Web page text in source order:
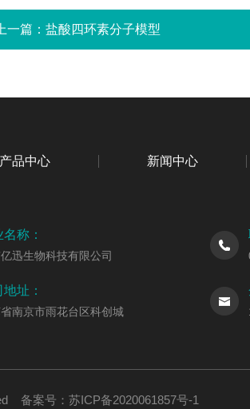
上一篇： 盐酸四环素分子模型
产品中心 新闻中心
称：
迅生物科技有限公司
址：
南京市雨花台区科创城
备案号： 苏ICP备2020061857号-1